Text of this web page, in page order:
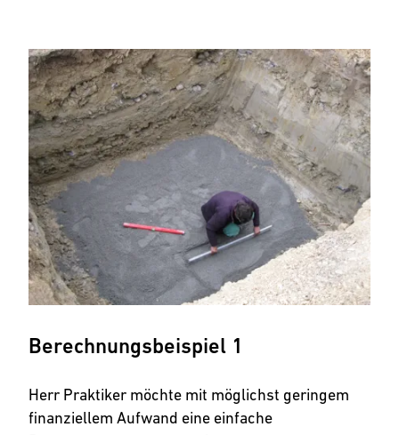
Berechnungsbeispiel 1
Herr Praktiker möchte mit möglichst geringem
finanziellem Aufwand eine einfache